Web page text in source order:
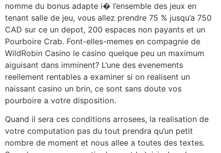
nomme du bonus adapte i� l’ensemble des jeux en
tenant salle de jeu, vous allez prendre 75 % jusqu’a 750
CAD sur ce un depot, 200 espaces non payants et un
Pourboire Crab. Font-elles-memes en compagnie de
WildRobin Casino le casino quelque peu un maximum
aiguisant dans imminent? L’une des evenements
reellement rentables a examiner si on realisent un
naissant casino un brin, ce sont sans doute vos
pourboire a votre disposition.
Quand il sera ces conditions arrosees, la realisation de
votre computation pas du tout prendra qu’un petit
nombre de moment et nous allee a toutes des textes.